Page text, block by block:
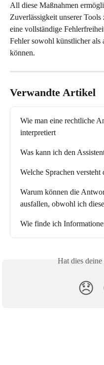
All diese Maßnahmen
Zuverlässigkeit unserer
eine vollständige
Fehler sowohl künstlicher als
können.
Verwandte Artikel
Wie man eine rechtliche
interpretiert
Was kann ich den
Welche Sprachen versteht
Warum können die
ausfallen, obwohl ich
Wie finde ich
Hat dies
😞